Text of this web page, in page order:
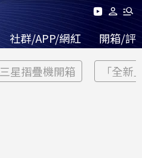
社群/APP/網紅 開箱/評
三星摺疊機開箱 「全新